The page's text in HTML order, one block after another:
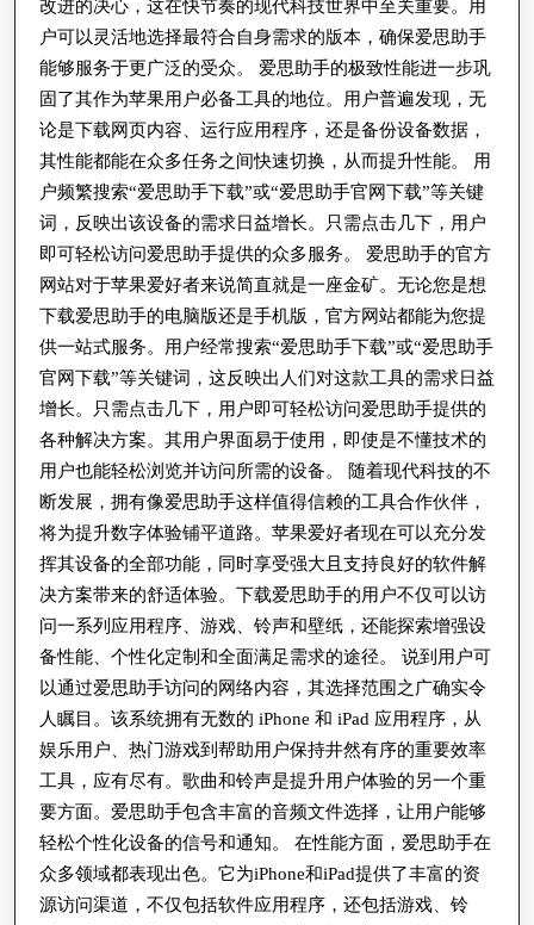
化
改进的决心，这在快节奏的现代科技世界中至关重要。用
户可以灵活地选择最符合自身需求的版本，确保爱思助手
能够服务于更广泛的受众。 爱思助手的极致性能进一步巩
固了其作为苹果用户必备工具的地位。用户普遍发现，无
论是下载网页内容、运行应用程序，还是备份设备数据，
其性能都能在众多任务之间快速切换，从而提升性能。 用
户频繁搜索“爱思助手下载”或“爱思助手官网下载”等关键
词，反映出该设备的需求日益增长。只需点击几下，用户
即可轻松访问爱思助手提供的众多服务。 爱思助手的官方
网站对于苹果爱好者来说简直就是一座金矿。无论您是想
下载爱思助手的电脑版还是手机版，官方网站都能为您提
供一站式服务。用户经常搜索“爱思助手下载”或“爱思助手
官网下载”等关键词，这反映出人们对这款工具的需求日益
增长。只需点击几下，用户即可轻松访问爱思助手提供的
各种解决方案。其用户界面易于使用，即使是不懂技术的
用户也能轻松浏览并访问所需的设备。 随着现代科技的不
断发展，拥有像爱思助手这样值得信赖的工具合作伙伴，
将为提升数字体验铺平道路。苹果爱好者现在可以充分发
挥其设备的全部功能，同时享受强大且支持良好的软件解
决方案带来的舒适体验。下载爱思助手的用户不仅可以访
问一系列应用程序、游戏、铃声和壁纸，还能探索增强设
备性能、个性化定制和全面满足需求的途径。 说到用户可
以通过爱思助手访问的网络内容，其选择范围之广确实令
人瞩目。该系统拥有无数的 iPhone 和 iPad 应用程序，从
娱乐用户、热门游戏到帮助用户保持井然有序的重要效率
工具，应有尽有。歌曲和铃声是提升用户体验的另一个重
要方面。爱思助手包含丰富的音频文件选择，让用户能够
轻松个性化设备的信号和通知。 在性能方面，爱思助手在
众多领域都表现出色。它为iPhone和iPad提供了丰富的资
源访问渠道，不仅包括软件应用程序，还包括游戏、铃